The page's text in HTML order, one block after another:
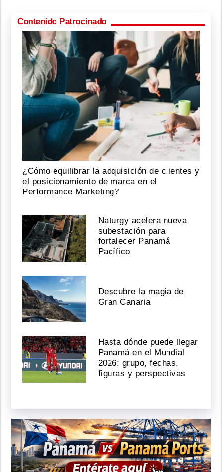
Contenido Patrocinado
¿Cómo equilibrar la adquisición de clientes y
el posicionamiento de marca en el
Performance Marketing?
Naturgy acelera nueva
subestación para
fortalecer Panamá
Pacífico
Descubre la magia de
Gran Canaria
Hasta dónde puede llegar
Panamá en el Mundial
2026: grupo, fechas,
figuras y perspectivas